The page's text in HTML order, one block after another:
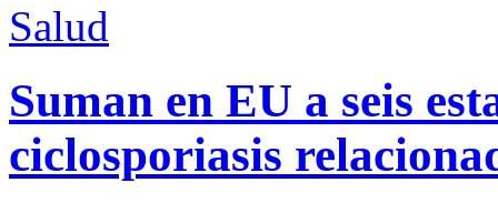
Salud
Suman en EU a seis
ciclosporiasis